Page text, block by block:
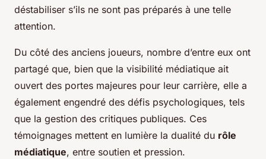
déstabiliser s’ils ne sont pas préparés à une telle
attention.
Du côté des anciens joueurs, nombre d’entre eux ont
partagé que, bien que la visibilité médiatique ait
ouvert des portes majeures pour leur carrière, elle a
également engendré des défis psychologiques, tels
que la gestion des critiques publiques. Ces
témoignages mettent en lumière la dualité du rôle
médiatique, entre soutien et pression.